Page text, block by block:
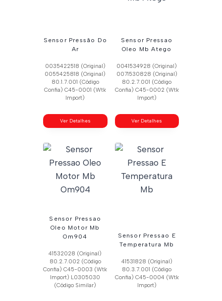
Sensor Pressão Do
Ar
0035422518 (Original)
0055425818 (Original)
80.1.7.001 (Código
Confia) C45-0001 (Wtk
Import)
Ver Detalhes
Sensor Pressao
Oleo Mb Atego
0041534928 (Original)
0071530828 (Original)
80.2.7.001 (Código
Confia) C45-0002 (Wtk
Import)
Ver Detalhes
Sensor Pressao
Oleo Motor Mb
Om904
41532028 (Original)
80.2.7.002 (Código
Confia) C45-0003 (Wtk
Import) L0305030
(Código Similar)
Sensor Pressao E
Temperatura Mb
41531828 (Original)
80.3.7.001 (Código
Confia) C45-0004 (Wtk
Import)